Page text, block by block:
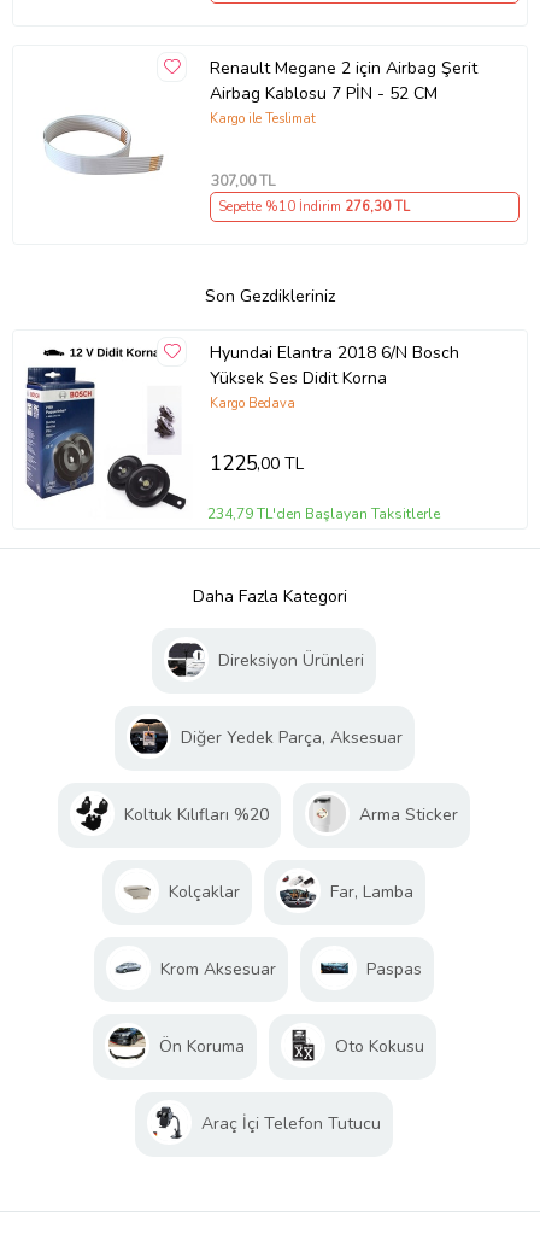
Renault Megane 2 için Airbag Şerit
Airbag Kablosu 7 PİN - 52 CM
Kargo ile Teslimat
307,00 TL
Sepette %10 İndirim 276,30 TL
Son Gezdikleriniz
Hyundai Elantra 2018 6/N Bosch
Yüksek Ses Didit Korna
Kargo Bedava
1225,00 TL
234,79 TL'den Başlayan Taksitlerle
Daha Fazla Kategori
Direksiyon Ürünleri
Diğer Yedek Parça, Aksesuar
Koltuk Kılıfları %20 Arma Sticker
Kolçaklar Far, Lamba
Krom Aksesuar Paspas
Ön Koruma Oto Kokusu
Araç İçi Telefon Tutucu